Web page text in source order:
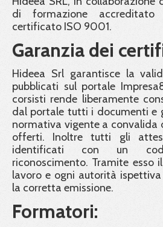
di formazione
certificato ISO 9001.
Garanzia dei
Hideea Srl garantisce la
pubblicati sul portale
corsisti rende liberamente
dal portale tutti i documenti e
normativa vigente a convalida
offerti. Inoltre tutti gli
identificati con un
riconoscimento. Tramite esso
lavoro e ogni autorità
la corretta emissione.
Formatori: